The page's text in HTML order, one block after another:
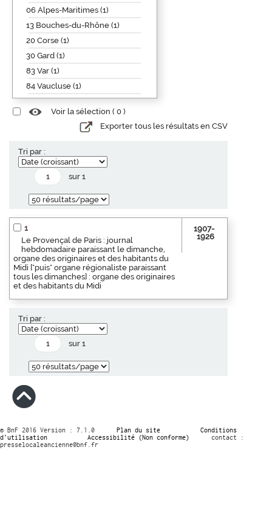
06 Alpes-Maritimes (1)
13 Bouches-du-Rhône (1)
20 Corse (1)
30 Gard (1)
83 Var (1)
84 Vaucluse (1)
Voir la sélection ( 0 )
Exporter tous les résultats en CSV
Tri par :
sur 1
1
Le Provençal de Paris : journal
hebdomadaire paraissant le dimanche,
organe des originaires et des habitants du
Midi ["puis" organe régionaliste paraissant
tous les dimanches] : organe des originaires
et des habitants du Midi
1907-
1926
Tri par :
sur 1
© BnF 2016 Version : 7.1.0 Plan du site
Conditions
d’utilisation
Accessibilité (Non conforme)
contact :
presselocaleancienne@bnf.fr